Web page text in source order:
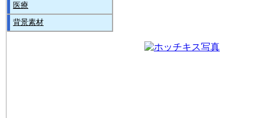
医療
背景素材